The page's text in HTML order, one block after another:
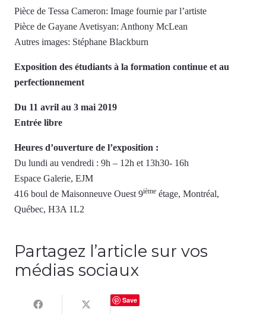
Pièce de Tessa Cameron: Image fournie par l’artiste
Pièce de Gayane Avetisyan: Anthony McLean
Autres images: Stéphane Blackburn
Exposition des étudiants à la formation continue et au
perfectionnement
Du 11 avril au 3 mai 2019
Entrée libre
Heures d’ouverture de l’exposition :
Du lundi au vendredi : 9h – 12h et 13h30- 16h
Espace Galerie, EJM
416 boul de Maisonneuve Ouest 9ième étage, Montréal,
Québec, H3A 1L2
Partagez l’article sur vos
médias sociaux
Save